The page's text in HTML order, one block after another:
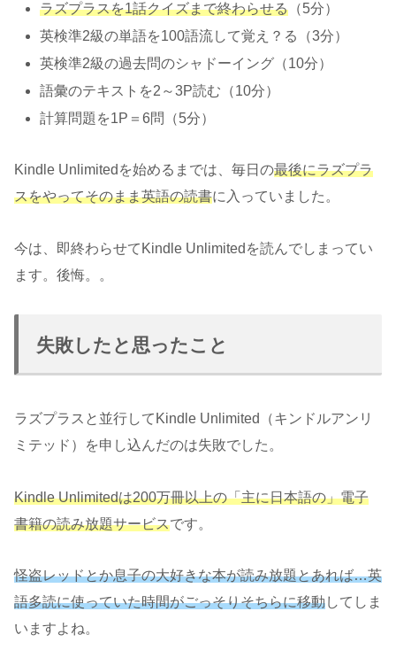
ラズプラスを1話クイズまで終わらせる （5分）
英検準2級の単語を100語流して覚え？る（3分）
英検準2級の過去問のシャドーイング（10分）
語彙のテキストを2～3P読む（10分）
計算問題を1P＝6問（5分）
Kindle Unlimitedを始めるまでは、毎日の最後にラズプラ
スをやってそのまま英語の読書に入っていました。
今は、即終わらせてKindle Unlimitedを読んでしまってい
ます。後悔。。
失敗したと思ったこと
ラズプラスと並行してKindle Unlimited（キンドルアンリ
ミテッド）を申し込んだのは失敗でした。
Kindle Unlimitedは200万冊以上の「主に日本語の」電子
書籍の読み放題サービスです。
怪盗レッドとか息子の大好きな本が読み放題とあれば…英
語多読に使っていた時間がごっそりそちらに移動してしま
いますよね。